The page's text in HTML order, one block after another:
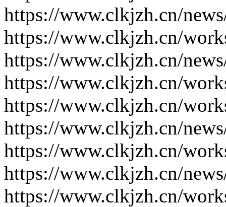
https://www.clkjzh.cn/
https://www.clkjzh.cn/
https://www.clkjzh.cn/
https://www.clkjzh.cn/
https://www.clkjzh.cn/
https://www.clkjzh.cn/
https://www.clkjzh.cn/
https://www.clkjzh.cn/
https://www.clkjzh.cn/